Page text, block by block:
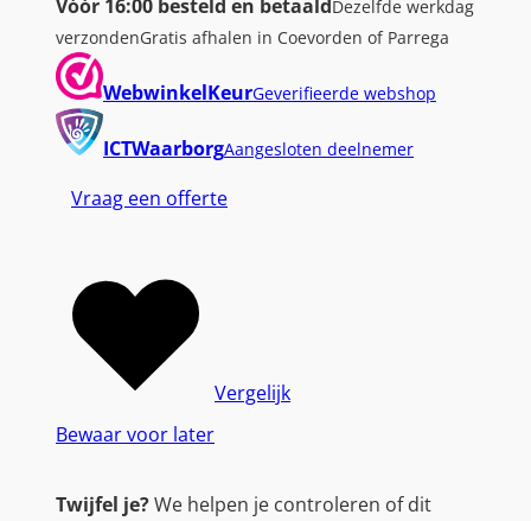
e
t
2
9
n
-
n
Vóór 16:00 besteld en betaaldDezelfde werkdag
verzondenGratis afhalen in Coevorden of Parrega
WebwinkelKeurGeverifieerde webshop
ICTWaarborgAangesloten deelnemer
Vraag een offerte
Bewaar voor later
Vergelijk
Twijfel je?We helpen je controleren of dit